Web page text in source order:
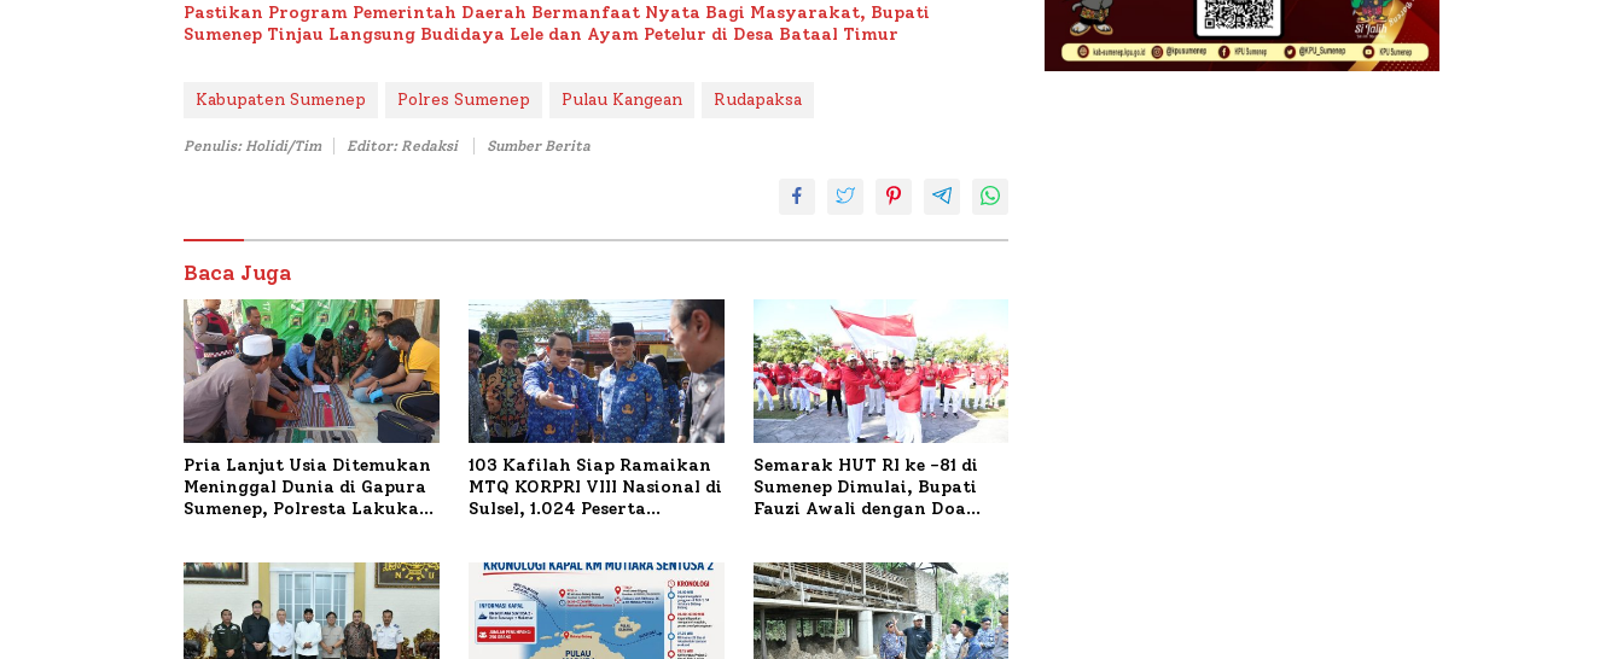
Pastikan Program Pemerintah Daerah Bermanfaat Nyata Bagi Masyarakat, Bupati
Sumenep Tinjau Langsung Budidaya Lele dan Ayam Petelur di Desa Bataal Timur
Kabupaten Sumenep Polres Sumenep Pulau Kangean Rudapaksa
Penulis: Holidi/Tim Editor: Redaksi Sumber Berita
Baca Juga
Pria Lanjut Usia Ditemukan
Meninggal Dunia di Gapura
Sumenep, Polresta Lakukan
103 Kafilah Siap Ramaikan
MTQ KORPRI VIII Nasional di
Sulsel, 1.024 Peserta
Semarak HUT RI ke -81 di
Sumenep Dimulai, Bupati
Fauzi Awali dengan Doa